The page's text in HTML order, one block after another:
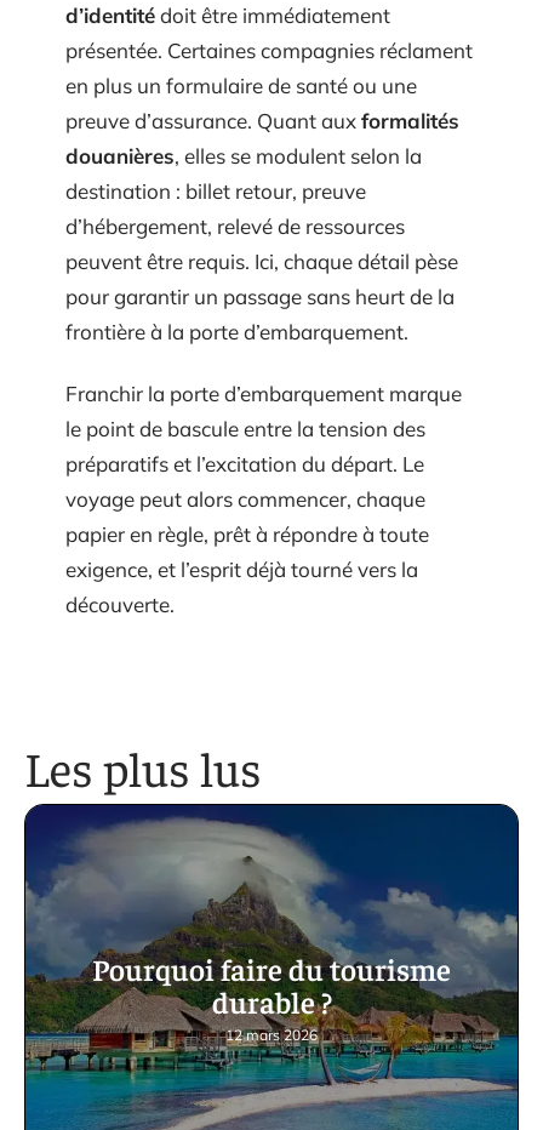
d’identitédoit être immédiatement
présentée. Certaines compagnies réclament
en plus un formulaire de santé ou une
preuve d’assurance. Quant auxformalités
douanières, elles se modulent selon la
destination : billet retour, preuve
d’hébergement, relevé de ressources
peuvent être requis. Ici, chaque détail pèse
pour garantir un passage sans heurt de la
frontière à la porte d’embarquement.
Franchir la porte d’embarquement marque
le point de bascule entre la tension des
préparatifs et l’excitation du départ. Le
voyage peut alors commencer, chaque
papier en règle, prêt à répondre à toute
exigence, et l’esprit déjà tourné vers la
découverte.
Les plus lus
Pourquoi faire du tourisme
durable ?
12 mars 2026